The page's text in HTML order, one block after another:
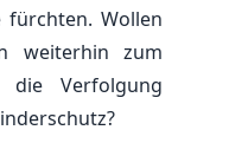
fürchten. Wollen
weiterhin zum
die Verfolgung